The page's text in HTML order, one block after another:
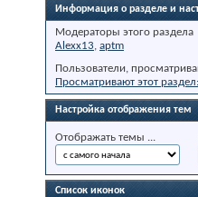
Информация о разделе и
Модераторы этого раздела
Alexx13, aptm
Пользователи,
Просматривают этот
Настройка отображения тем
Отображать темы ...
Список иконок